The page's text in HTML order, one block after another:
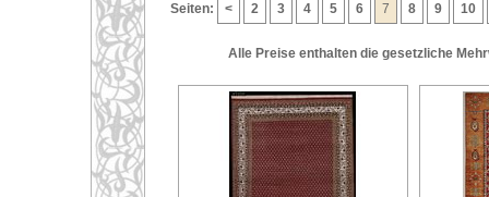
Seiten: < 2 3 4 5 6 7 8 9 10
Alle Preise enthalten die gesetzliche